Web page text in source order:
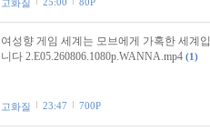
고화질
여성향 게임 세계는 모브에게 가혹한 세계입
니다 2.E05.260806.1080p.WANNA.mp4 (1)
고화질 23:47 700P